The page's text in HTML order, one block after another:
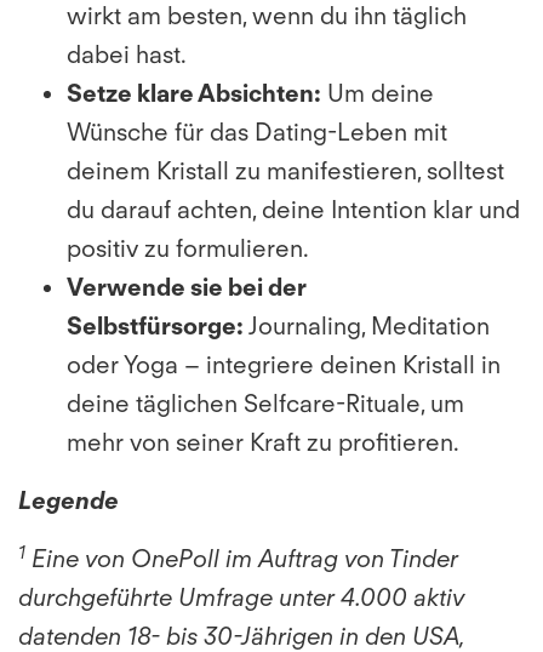
wirkt am besten, wenn du ihn täglich
dabei hast.
Setze klare Absichten: Um deine
Wünsche für das Dating-Leben mit
deinem Kristall zu manifestieren, solltest
du darauf achten, deine Intention klar und
positiv zu formulieren.
Verwende sie bei der
Selbstfürsorge: Journaling, Meditation
oder Yoga – integriere deinen Kristall in
deine täglichen Selfcare-Rituale, um
mehr von seiner Kraft zu profitieren.
Legende
1 Eine von OnePoll im Auftrag von Tinder
durchgeführte Umfrage unter 4.000 aktiv
datenden 18- bis 30-Jährigen in den USA,